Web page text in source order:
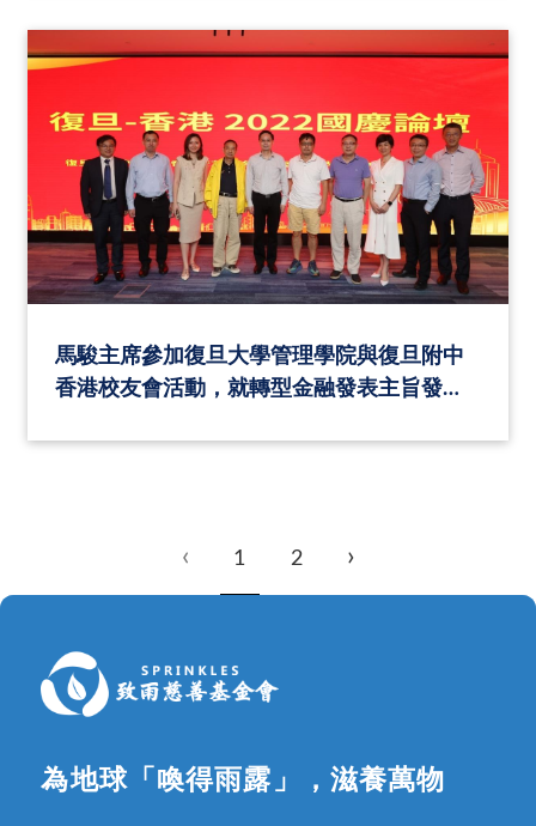
馬駿主席參加復旦大學管理學院與復旦附中
香港校友會活動，就轉型金融發表主旨發
‹ 1 2 ›
為地球「喚得雨露」，滋養萬物